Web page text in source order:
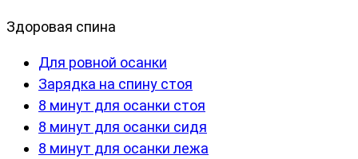
Здоровая спина
Для ровной осанки
Зарядка на спину стоя
8 минут для осанки стоя
8 минут для осанки сидя
8 минут для осанки лежа